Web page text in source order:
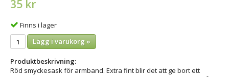
35 kr
Finns i lager
Lägg i varukorg »
Produktbeskrivning:
Röd smyckesask för armband. Extra fint blir det att ge bort ett